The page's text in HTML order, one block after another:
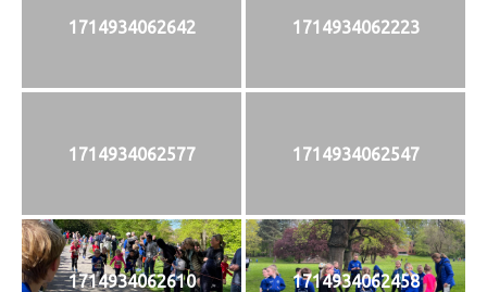
1714934062642 1714934062223
1714934062577 1714934062547
1714934062610 1714934062458